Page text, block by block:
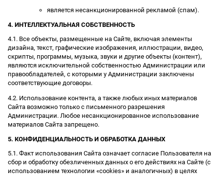
является несанкционированной рекламой (спам).
4. ИНТЕЛЛЕКТУАЛЬНАЯ СОБСТВЕННОСТЬ
4.1. Все объекты, размещенные на Сайте, включая элементы
дизайна, текст, графические изображения, иллюстрации, видео,
скрипты, программы, музыка, звуки и другие объекты (контент),
являются исключительной собственностью Администрации или
правообладателей, с которыми у Администрации заключены
соответствующие договоры.
4.2. Использование контента, а также любых иных материалов
Сайта возможно только с письменного разрешения
Администрации. Любое несанкционированное использование
материалов Сайта запрещено.
5. КОНФИДЕНЦИАЛЬНОСТЬ И ОБРАБОТКА ДАННЫХ
5.1. Факт использования Сайта означает согласие Пользователя на
сбор и обработку обезличенных данных о его действиях на Сайте (с
использованием технологии «cookies» и аналогичных) в целях